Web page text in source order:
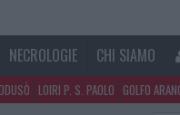
NECROLOGIE CHI SIAMO
LOIRI P. S. PAOLO GOLFO